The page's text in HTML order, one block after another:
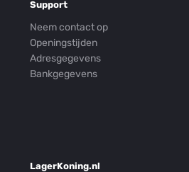
Support
Neem contact op
Openingstijden
Adresgegevens
Bankgegevens
LagerKoning.nl